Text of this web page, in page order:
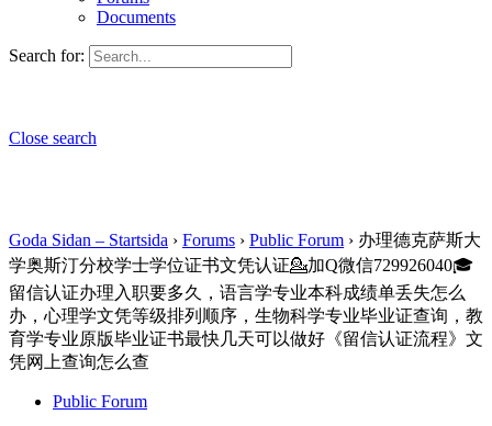
Documents
Search for:
Close search
Goda Sidan – Startsida › Forums › Public Forum › 办理德克萨斯大
学奥斯汀分校学士学位证书文凭认证💁加Q微信729926040🎓
留信认证办理入职要多久，语言学专业本科成绩单丢失怎么
办，心理学文凭等级排列顺序，生物科学专业毕业证查询，教
育学专业原版毕业证书最快几天可以做好《留信认证流程》文
凭网上查询怎么查
Public Forum